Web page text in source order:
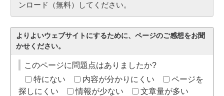
ンロード（無料）してください。
よりよいウェブサイトにするために、ページのご感想をお聞
かせください。
このページに問題点はありましたか?
特にない
内容が分かりにくい
ページを
探しにくい
情報が少ない 文章量が多い